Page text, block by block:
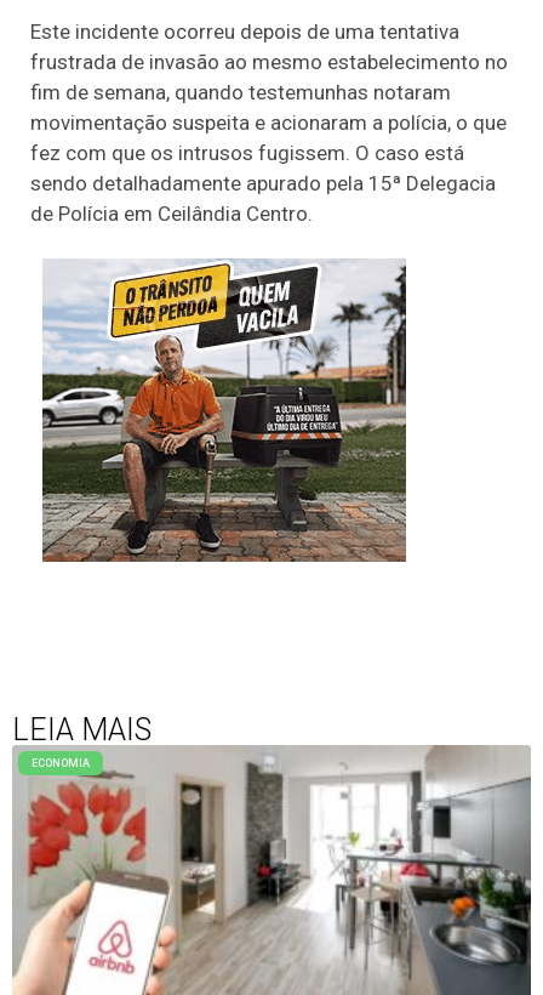
Este incidente ocorreu depois de uma tentativa
frustrada de invasão ao mesmo estabelecimento no
fim de semana, quando testemunhas notaram
movimentação suspeita e acionaram a polícia, o que
fez com que os intrusos fugissem. O caso está
sendo detalhadamente apurado pela 15ª Delegacia
de Polícia em Ceilândia Centro.
LEIA MAIS
ECONOMIA